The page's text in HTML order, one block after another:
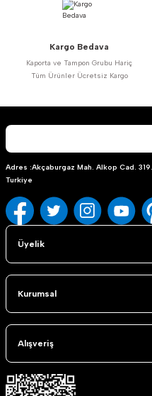
Kargo Bedava
Kaporta ve Tampon Grubu Hariç
Tüm Ürünler Ücretsiz Kargo
Adres :Akçaburgaz Mah. Alkop Cad.
Turkiye
Üyelik
Kurumsal
Alışveriş